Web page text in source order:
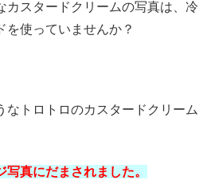
カスタードクリームの写真は、冷
を使っていませんか？
なトロトロのカスタードクリーム
真にだまされました。